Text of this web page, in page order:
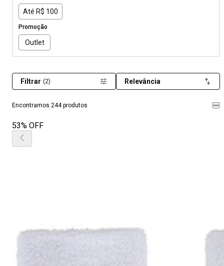
Até R$ 100
Promoção
Outlet
Encontramos 244 produtos
Filtrar (2) Relevância
53% OFF